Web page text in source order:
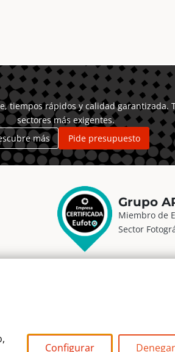
tiempos rápidos y calidad garantizada.
sectores más exigentes.
más
Pide presupuesto
Grupo
Miembro de
Sector
Configurar Denegar